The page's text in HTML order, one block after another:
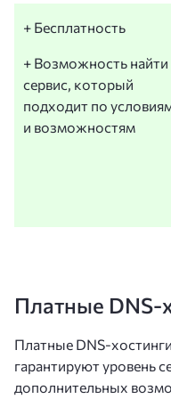
+ Бесплатность
+ Возможность найти
сервис, который
подходит по
и возможностям
Платные DNS-
Платные DNS-
гарантируют уровень
дополнительных